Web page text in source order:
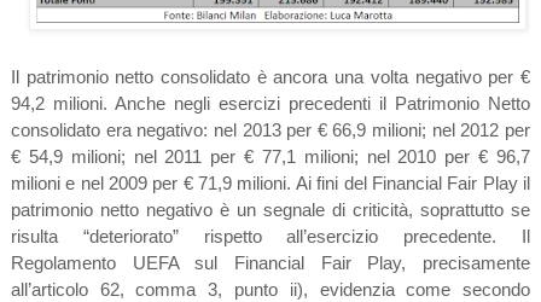
Il patrimonio netto consolidato è ancora una volta negativo per €
94,2 milioni. Anche negli esercizi precedenti il Patrimonio Netto
consolidato era negativo: nel 2013 per € 66,9 milioni; nel 2012 per
€ 54,9 milioni; nel 2011 per € 77,1 milioni; nel 2010 per € 96,7
milioni e nel 2009 per € 71,9 milioni. Ai fini del Financial Fair Play il
patrimonio netto negativo è un segnale di criticità, soprattutto se
risulta “deteriorato” rispetto all’esercizio precedente. Il
Regolamento UEFA sul Financial Fair Play, precisamente
all’articolo 62, comma 3, punto ii), evidenzia come secondo